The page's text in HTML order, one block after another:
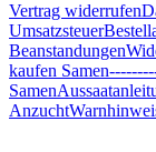
Vertrag widerrufen
Umsatzsteuer
Beanstandungen
kaufen Samen
Samen
Anzucht